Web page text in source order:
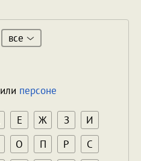
все
или персоне
Е Ж З
И
О П Р
С